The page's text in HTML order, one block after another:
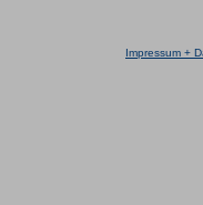
Impressum +